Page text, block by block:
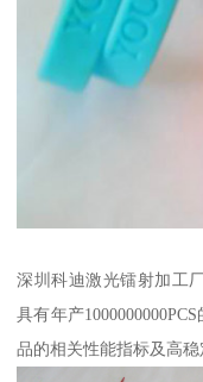
深圳科迪激光镭射加工
具有年产
品的相关性能指标及高稳